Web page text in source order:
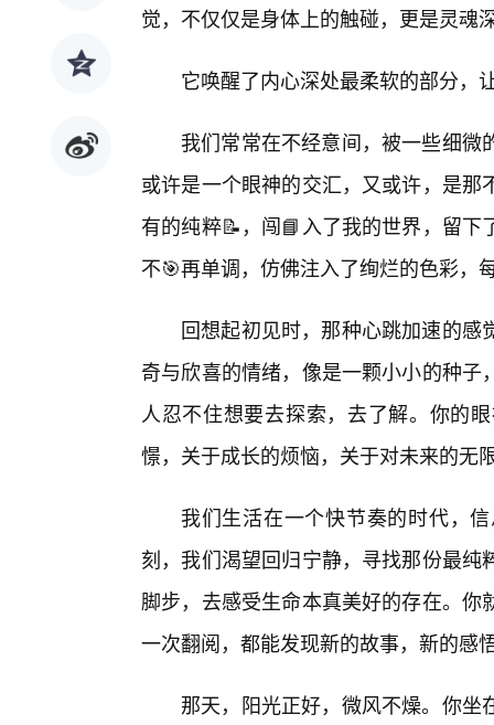
觉，不仅仅是身体上的触碰，更是灵魂
它唤醒了内心深处最柔软的部分，
我们常常在不经意间，被一些细
或许是一个眼神的交汇，又或许，是
有的纯粹📝，闯📘入了我的世界，留
不🎯再单调，仿佛注入了绚烂的色彩，
回想起初见时，那种心跳加速的
奇与欣喜的情绪，像是一颗小小的种
人忍不住想要去探索，去了解。你的
憬，关于成长的烦恼，关于对未来的无
我们生活在一个快节奏的时代，
刻，我们渴望回归宁静，寻找那份最
脚步，去感受生命本真美好的存在。
一次翻阅，都能发现新的故事，新的感
那天，阳光正好，微风不燥。你